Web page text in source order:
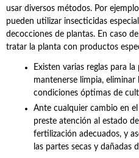
usar diversos métodos. Por
pueden utilizar insecticidas
decocciones de plantas. En caso
tratar la planta con productos
Existen varias reglas para
mantenerse limpia, eliminar
condiciones óptimas de
Ante cualquier cambio en
preste atención al estado
fertilización adecuados, y
las partes secas y dañadas